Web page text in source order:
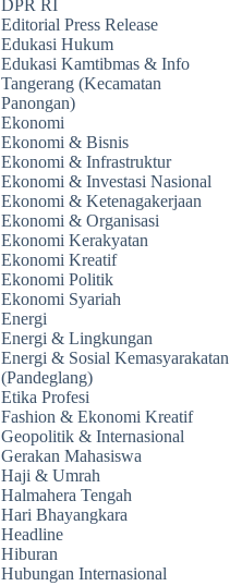
DPR RI
Editorial Press Release
Edukasi Hukum
Edukasi Kamtibmas & Info
Tangerang (Kecamatan
Panongan)
Ekonomi
Ekonomi & Bisnis
Ekonomi & Infrastruktur
Ekonomi & Investasi Nasional
Ekonomi & Ketenagakerjaan
Ekonomi & Organisasi
Ekonomi Kerakyatan
Ekonomi Kreatif
Ekonomi Politik
Ekonomi Syariah
Energi
Energi & Lingkungan
Energi & Sosial Kemasyarakatan
(Pandeglang)
Etika Profesi
Fashion & Ekonomi Kreatif
Geopolitik & Internasional
Gerakan Mahasiswa
Haji & Umrah
Halmahera Tengah
Hari Bhayangkara
Headline
Hiburan
Hubungan Internasional